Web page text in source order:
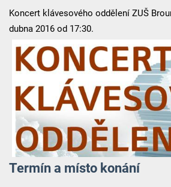
Koncert klávesového oddělení ZUŠ
dubna 2016 od 17:30.
Termín a místo konání